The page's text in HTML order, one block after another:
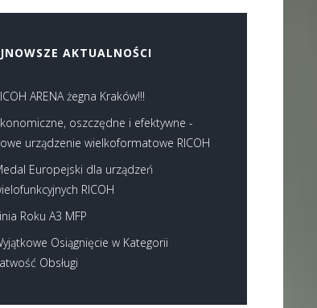
AKTUALNOŚCI
ARENA żegna Kraków!!!
oszczędne i efektywne -
urządzenie wielkoformatowe RICOH
Europejski dla urządzeń
RICOH
Roku A3 MFP
Osiągnięcie w Kategorii
Obsługi